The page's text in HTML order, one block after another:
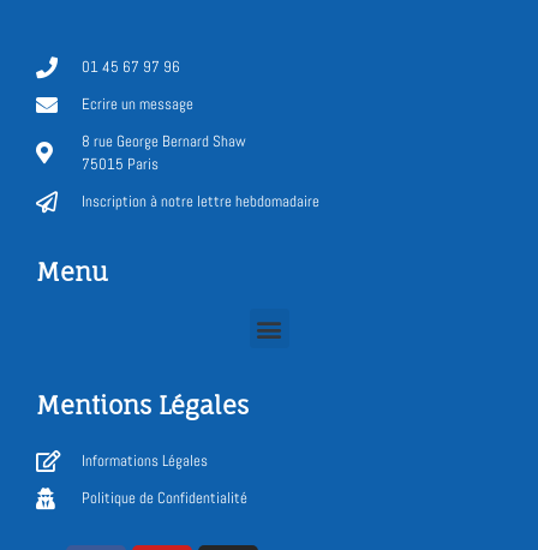
01 45 67 97 96
Ecrire un message
8 rue George Bernard Shaw
75015 Paris
Inscription à notre lettre hebdomadaire
Menu
Mentions Légales
Informations Légales
Politique de Confidentialité